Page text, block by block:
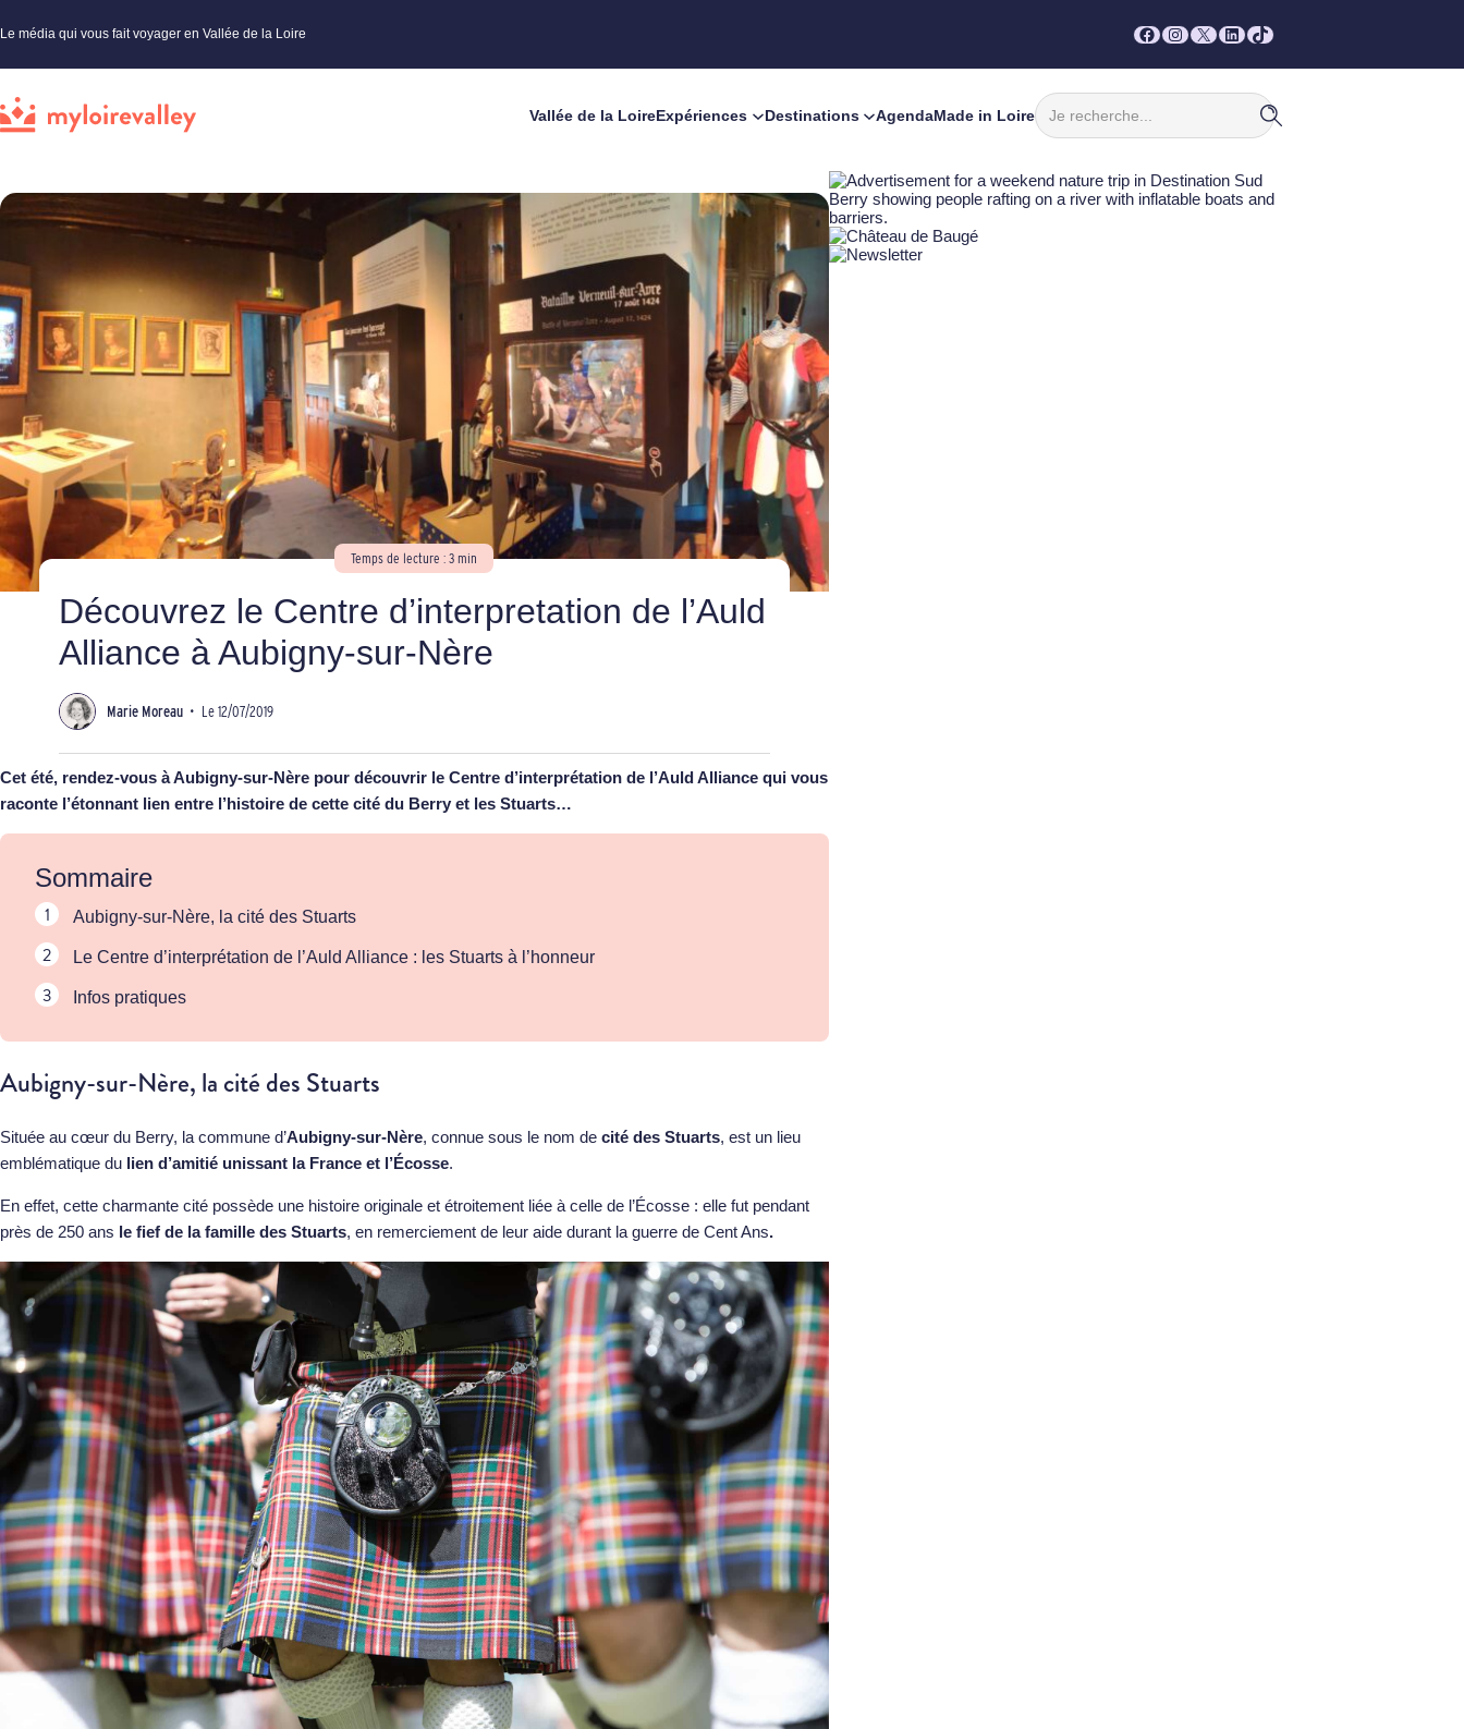
Le média qui vous fait voyager en Vallée de la Loire Facebook
Instagram
X LinkedIn
TikTok
Vallée de la LoireExpériences Destinations AgendaMade in Loire
Rechercher
Temps de lecture : 3 min
Découvrez le Centre d’interpretation de l’Auld
Alliance à Aubigny-sur-Nère
Marie Moreau • Le 12/07/2019
Cet été, rendez-vous à Aubigny-sur-Nère pour découvrir le Centre d’interprétation de l’Auld Alliance qui vous
raconte l’étonnant lien entre l’histoire de cette cité du Berry et les Stuarts…
Sommaire
Aubigny-sur-Nère, la cité des Stuarts
Le Centre d’interprétation de l’Auld Alliance : les Stuarts à l’honneur
Infos pratiques
Aubigny-sur-Nère, la cité des Stuarts
Située au cœur du Berry, la commune d’Aubigny-sur-Nère, connue sous le nom de cité des Stuarts, est un lieu
emblématique du lien d’amitié unissant la France et l’Écosse.
En effet, cette charmante cité possède une histoire originale et étroitement liée à celle de l’Écosse : elle fut pendant
près de 250 ans le fief de la famille des Stuarts, en remerciement de leur aide durant la guerre de Cent Ans.